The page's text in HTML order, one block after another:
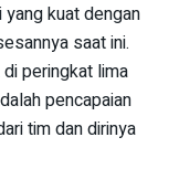
kuat dengan
saat ini.
peringkat lima
pencapaian
tim dan dirinya